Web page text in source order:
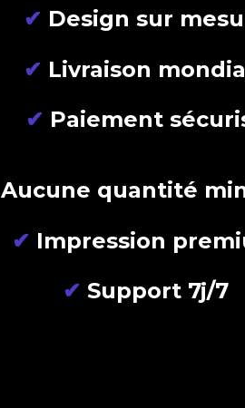
✔ Design sur
✔ Livraison
✔ Paiement
Aucune quantité
✔ Impression
✔ Support 7j/7